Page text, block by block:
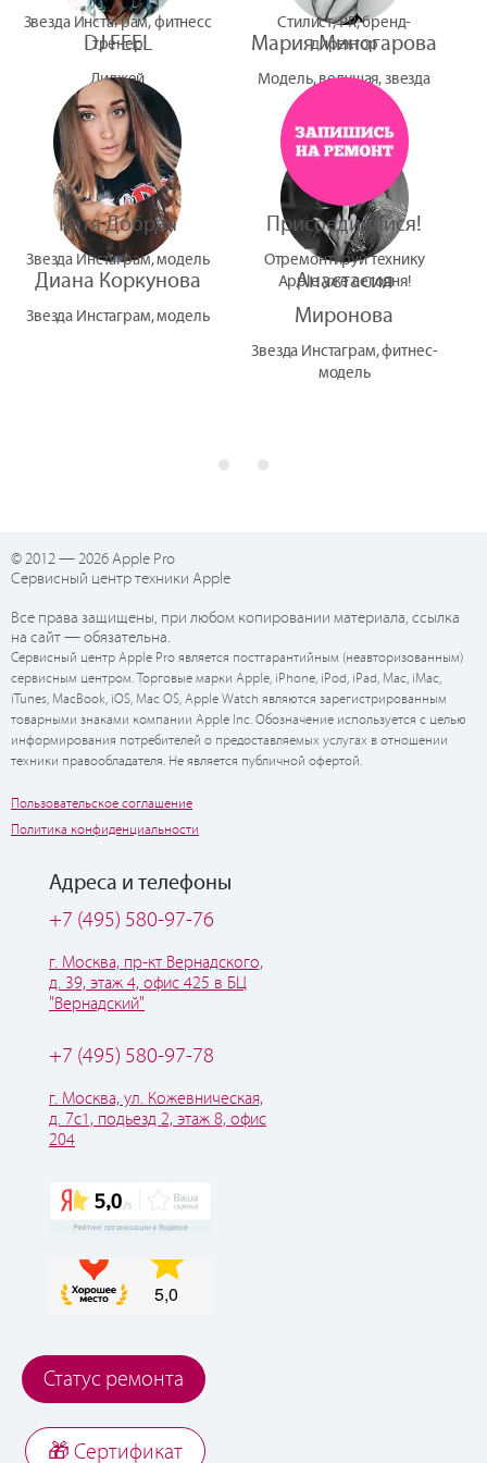
DJ FEEL
Диджей
Мария Миногарова
Модель, ведущая, звезда
Диана Коркунова
Звезда Инстаграм, модель
Анастасия
Миронова
Звезда Инстаграм, фитнес-
модель
Звезда Инстаграм, фитнесс
тренер
Стилист, PR, бренд-
директор
Катя Добрая
Звезда Инстаграм, модель
Присоединяйся!
Отремонтируй технику
Apple уже сегодня!
© 2012 — 2026 Apple Pro
Сервисный центр техники Apple
Все права защищены, при любом копировании материала, ссылка
на сайт — обязательна.
Сервисный центр Apple Pro является постгарантийным (неавторизованным)
сервисным центром. Торговые марки Apple, iPhone, iPod, iPad, Mac, iMac,
iTunes, MacBook, iOS, Mac OS, Apple Watch являются зарегистрированным
товарными знаками компании Apple Inc. Обозначение используется с целью
информирования потребителей о предоставляемых услугах в отношении
техники правообладателя. Не является публичной офертой.
Пользовательское соглашение
Политика конфиденциальности
Адреса и телефоны
+7 (495) 580-97-76
г. Москва, пр-кт Вернадского,
д. 39, этаж 4, офис 425 в БЦ
"Вернадский"
+7 (495) 580-97-78
г. Москва, ул. Кожевническая,
д. 7с1, подьезд 2, этаж 8, офис
204
Статус ремонта
🎁 Cертификат